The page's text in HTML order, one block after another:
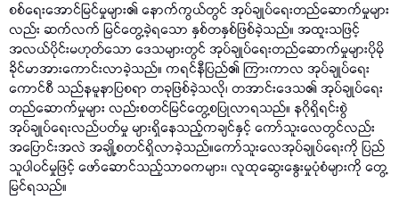
စစ်ရေးအောင်မြင်မှုများ၏ နောက်ကွယ်တွင် အုပ်ချုပ်ရေးတည်ဆောက်မှုများ
လည်း ဆက်လက် မြင်တွေ့ခဲ့ရသော နှစ်တနှစ်ဖြစ်ခဲ့သည်။ အထူးသဖြင့်
အလယ်ပိုင်းမဟုတ်သော ဒေသများတွင် အုပ်ချုပ်ရေးတည်ဆောက်မှုများပိုမို
ခိုင်မာအားကောင်းလာခဲ့သည်။ ကရင်နီပြည်၏ ကြားကာလ အုပ်ချုပ်ရေး
ကောင်စီ သည်နမူနာပြစရာ တခုဖြစ်ခဲ့သလို၊ တအာင်းဒေသ၏ အုပ်ချုပ်ရေး
တည်ဆောက်မှုများ လည်းစတင်မြင်တွေ့စပြုလာရသည်။ နဂိုရှိရင်းစွဲ
အုပ်ချုပ်ရေးလည်ပတ်မှု များရှိနေသည့်ကချင်နှင့် ကော်သူးလေတွင်လည်း
အပြောင်းအလဲ အချို့စတင်ရှိလာခဲ့သည်။ကော်သူးလေအုပ်ချုပ်ရေးကို ပြည်
သူပါဝင်မှုဖြင့် ဖော်ဆောင်သည့်သာဓကများ၊ လူထုဆွေးနွေးမှုပုံစံများကို တွေ့
မြင်ရသည်။